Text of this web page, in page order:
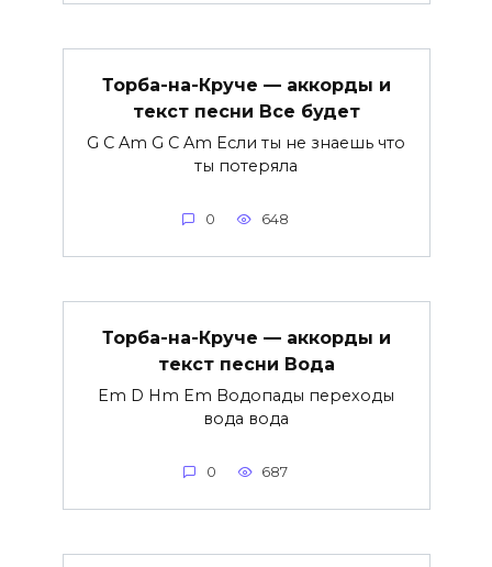
Торба-на-Круче — аккорды и
текст песни Все будет
G C Am G C Am Если ты не знаешь что
ты потеряла
0 648
Торба-на-Круче — аккорды и
текст песни Вода
Em D Hm Em Водопады переходы
вода вода
0 687